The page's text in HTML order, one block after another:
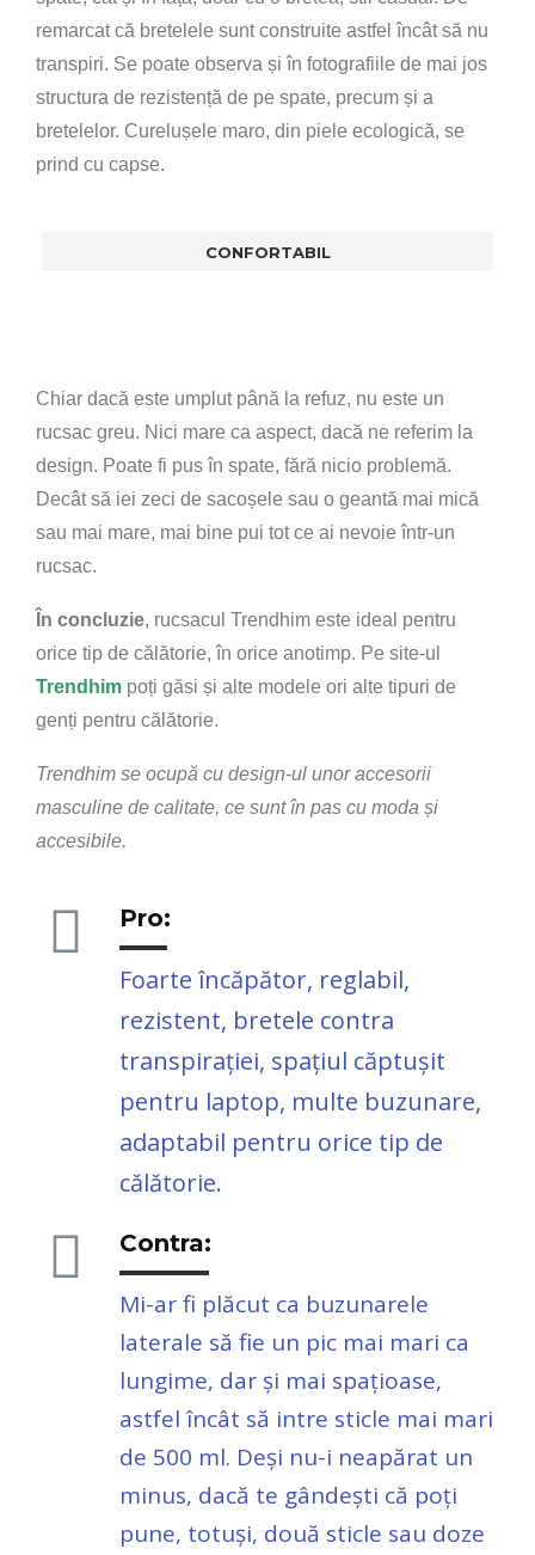
remarcat că bretelele sunt construite astfel încât să nu
transpiri. Se poate observa și în fotografiile de mai jos
structura de rezistență de pe spate, precum și a
bretelelor. Curelușele maro, din piele ecologică, se
prind cu capse.
CONFORTABIL
Chiar dacă este umplut până la refuz, nu este un
rucsac greu. Nici mare ca aspect, dacă ne referim la
design. Poate fi pus în spate, fără nicio problemă.
Decât să iei zeci de sacoșele sau o geantă mai mică
sau mai mare, mai bine pui tot ce ai nevoie într-un
rucsac.
În concluzie, rucsacul Trendhim este ideal pentru
orice tip de călătorie, în orice anotimp. Pe site-ul
Trendhim poți găsi și alte modele ori alte tipuri de
genți pentru călătorie.
Trendhim se ocupă cu design-ul unor accesorii
masculine de calitate, ce sunt în pas cu moda și
accesibile.
Pro:
Foarte încăpător, reglabil,
rezistent, bretele contra
transpirației, spațiul căptușit
pentru laptop, multe buzunare,
adaptabil pentru orice tip de
călătorie.
Contra:
Mi-ar fi plăcut ca buzunarele
laterale să fie un pic mai mari ca
lungime, dar și mai spațioase,
astfel încât să intre sticle mai mari
de 500 ml. Deși nu-i neapărat un
minus, dacă te gândești că poți
pune, totuși, două sticle sau doze